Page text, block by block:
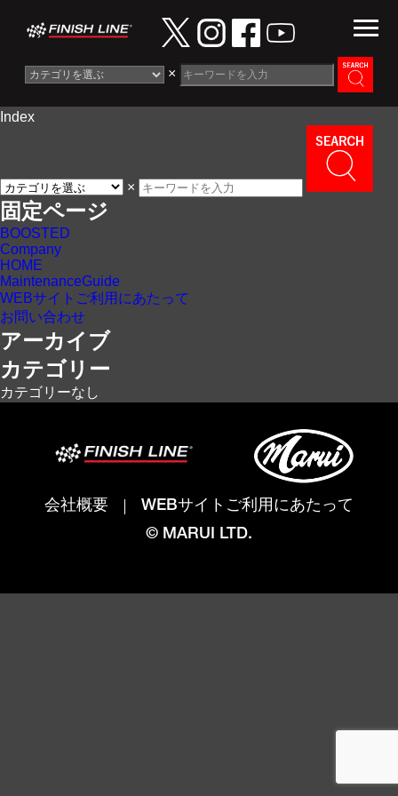
×
Information
Maintenance Guide
Contact
Index
×
固定ページ
BOOSTED
Company
HOME
MaintenanceGuide
WEBサイトご利用にあたって
お問い合わせ
アーカイブ
カテゴリー
カテゴリーなし
会社概要
WEBサイトご利用にあたって
© MARUI LTD.